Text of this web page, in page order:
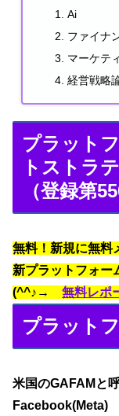
Ai
ファイナ
マーケテ
経営戦略
プラット
トストラ
（登録第
無料！新規に無料
新プラットフォー
(^^♪→ 無料レポ
プラット
米国のGAFAM
Facebook(Meta)